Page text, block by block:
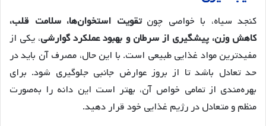
کنجد سیاه، با خواصی چونتقویت استخوان‌ها، سلامت قلب،
کاهش وزن، پیشگیری از سرطان و بهبود عملکرد گوارشی، یکی از
مفیدترین مواد غذایی طبیعی است. با این حال، مصرف آن باید در
حد تعادل باشد تا از بروز عوارض جانبی جلوگیری شود. برای
بهره‌مندی از تمامی خواص آن، بهتر است این دانه را به‌صورت
منظم و متعادل در رژیم غذایی خود قرار دهید.